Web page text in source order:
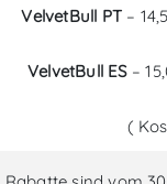
VelvetBull PT –
VelvetBull ES–
(